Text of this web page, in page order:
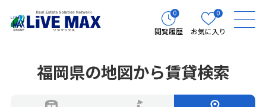
0
閲覧履歴
0
お気に入り
福岡県の地図から賃貸検索